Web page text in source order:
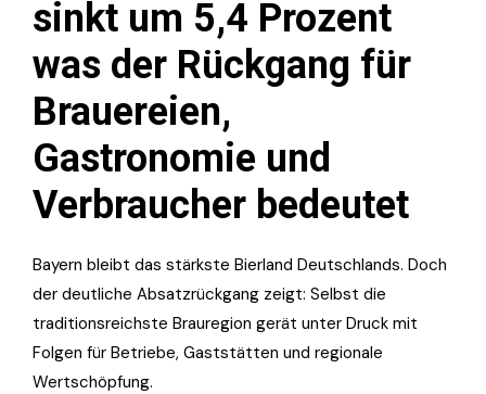
sinkt um 5,4 Prozent
was der Rückgang für
Brauereien,
Gastronomie und
Verbraucher bedeutet
Bayern bleibt das stärkste Bierland Deutschlands. Doch
der deutliche Absatzrückgang zeigt: Selbst die
traditionsreichste Brauregion gerät unter Druck mit
Folgen für Betriebe, Gaststätten und regionale
Wertschöpfung.